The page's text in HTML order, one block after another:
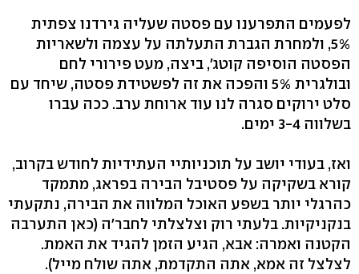
לפעמים התפרענו עם פסטה שעליה גירדנו צפתית
5%, ולמחרת הגברת התעלתה על עצמה ולשאריות
הפסטה הוסיפה קוטג', ביצה, מעט פירורי לחם
ובולגרית 5% והפכה את זה לפשטידת פסטה, שיחד עם
סלט ירוקים סגרה לנו עוד ארוחת ערב. ככה עברו
בשלווה 3-4 ימים.
ואז, בעודי יושב על תוכניותיי העתידיות לחודש בקרוב,
קורא בשקיקה על פסטיבל הבירה בפראג, מתמקד
כהרגלי יותר בשפע האוכל המלווה את הבירה, נתקעתי
בנקניקיות. בלעתי רוק וצלצלתי לחבר'ה (כאן התערבה
הקטנה ואמרה: אבא, הגיע הזמן להגיד את האמת.
לצלצל זה אמא, אתה התקדמת, אתה שולח מייל).